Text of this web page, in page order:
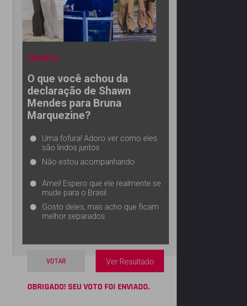
ENQUETE
O que você achou da
declaração de Shawn
Mendes para Bruna
Marquezine?
Uma fofura! Adoro ver como eles
são lindos juntos
Não estou acompanhando
Amei! Espero que ele realmente se
mude para o Brasil
Gosto deles, mas acho que ficam
melhor separados
VOTAR Ver Resultado
OBRIGADO! SEU VOTO FOI ENVIADO.